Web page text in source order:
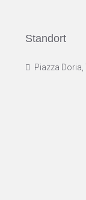
Standort
Piazza